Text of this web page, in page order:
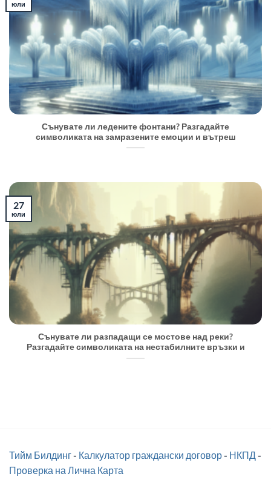
Сънувате ли ледените фонтани? Разгадайте
символиката на замразените емоции и вътреш
юли
Сънувате ли разпадащи се мостове над реки?
Разгадайте символиката на нестабилните връзки и
27
юли
Тийм Билдинг- Калкулатор граждански договор- НКПД-
Проверка на Лична Карта